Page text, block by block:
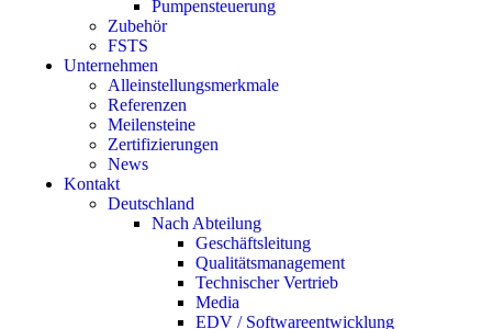
Pumpensteuerung
Zubehör
FSTS
Unternehmen
Alleinstellungsmerkmale
Referenzen
Meilensteine
Zertifizierungen
News
Kontakt
Deutschland
Nach Abteilung
Geschäftsleitung
Qualitätsmanagement
Technischer Vertrieb
Media
EDV / Softwareentwicklung